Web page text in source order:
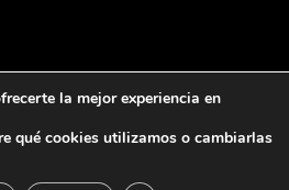
el Servicio de Informática de Diputación
la mejor experiencia en
qué cookies utilizamos o cambiarlas